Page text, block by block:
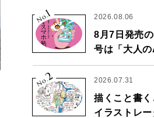
No.
1 2026.08.06
8月7日発売
号は「大人の
No.2 2026.07.31
描くこと書
イラストレ